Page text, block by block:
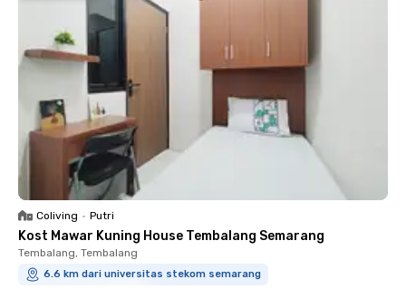
Coliving • Putri
Kost Mawar Kuning House Tembalang Semarang
Tembalang, Tembalang
6.6 km dari universitas stekom semarang